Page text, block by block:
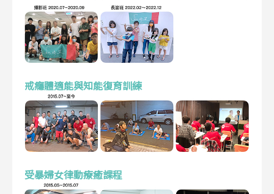
戒癮體適能與知能復育訓練
受暴婦女律動療癒課程